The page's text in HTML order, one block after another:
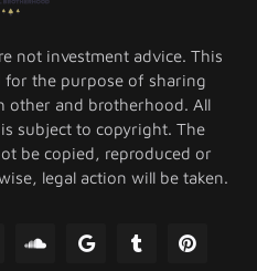
not investment advice. This
for the purpose of sharing
other and brotherhood. All
subject to copyright. The
be copied, reproduced or
legal action will be taken.